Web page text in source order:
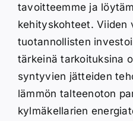
tavoitteemme ja
kehityskohteet. Viiden
tuotannollisten
tärkeinä tarkoituksina
syntyvien jätteiden
lämmön talteenoton
kylmäkellarien